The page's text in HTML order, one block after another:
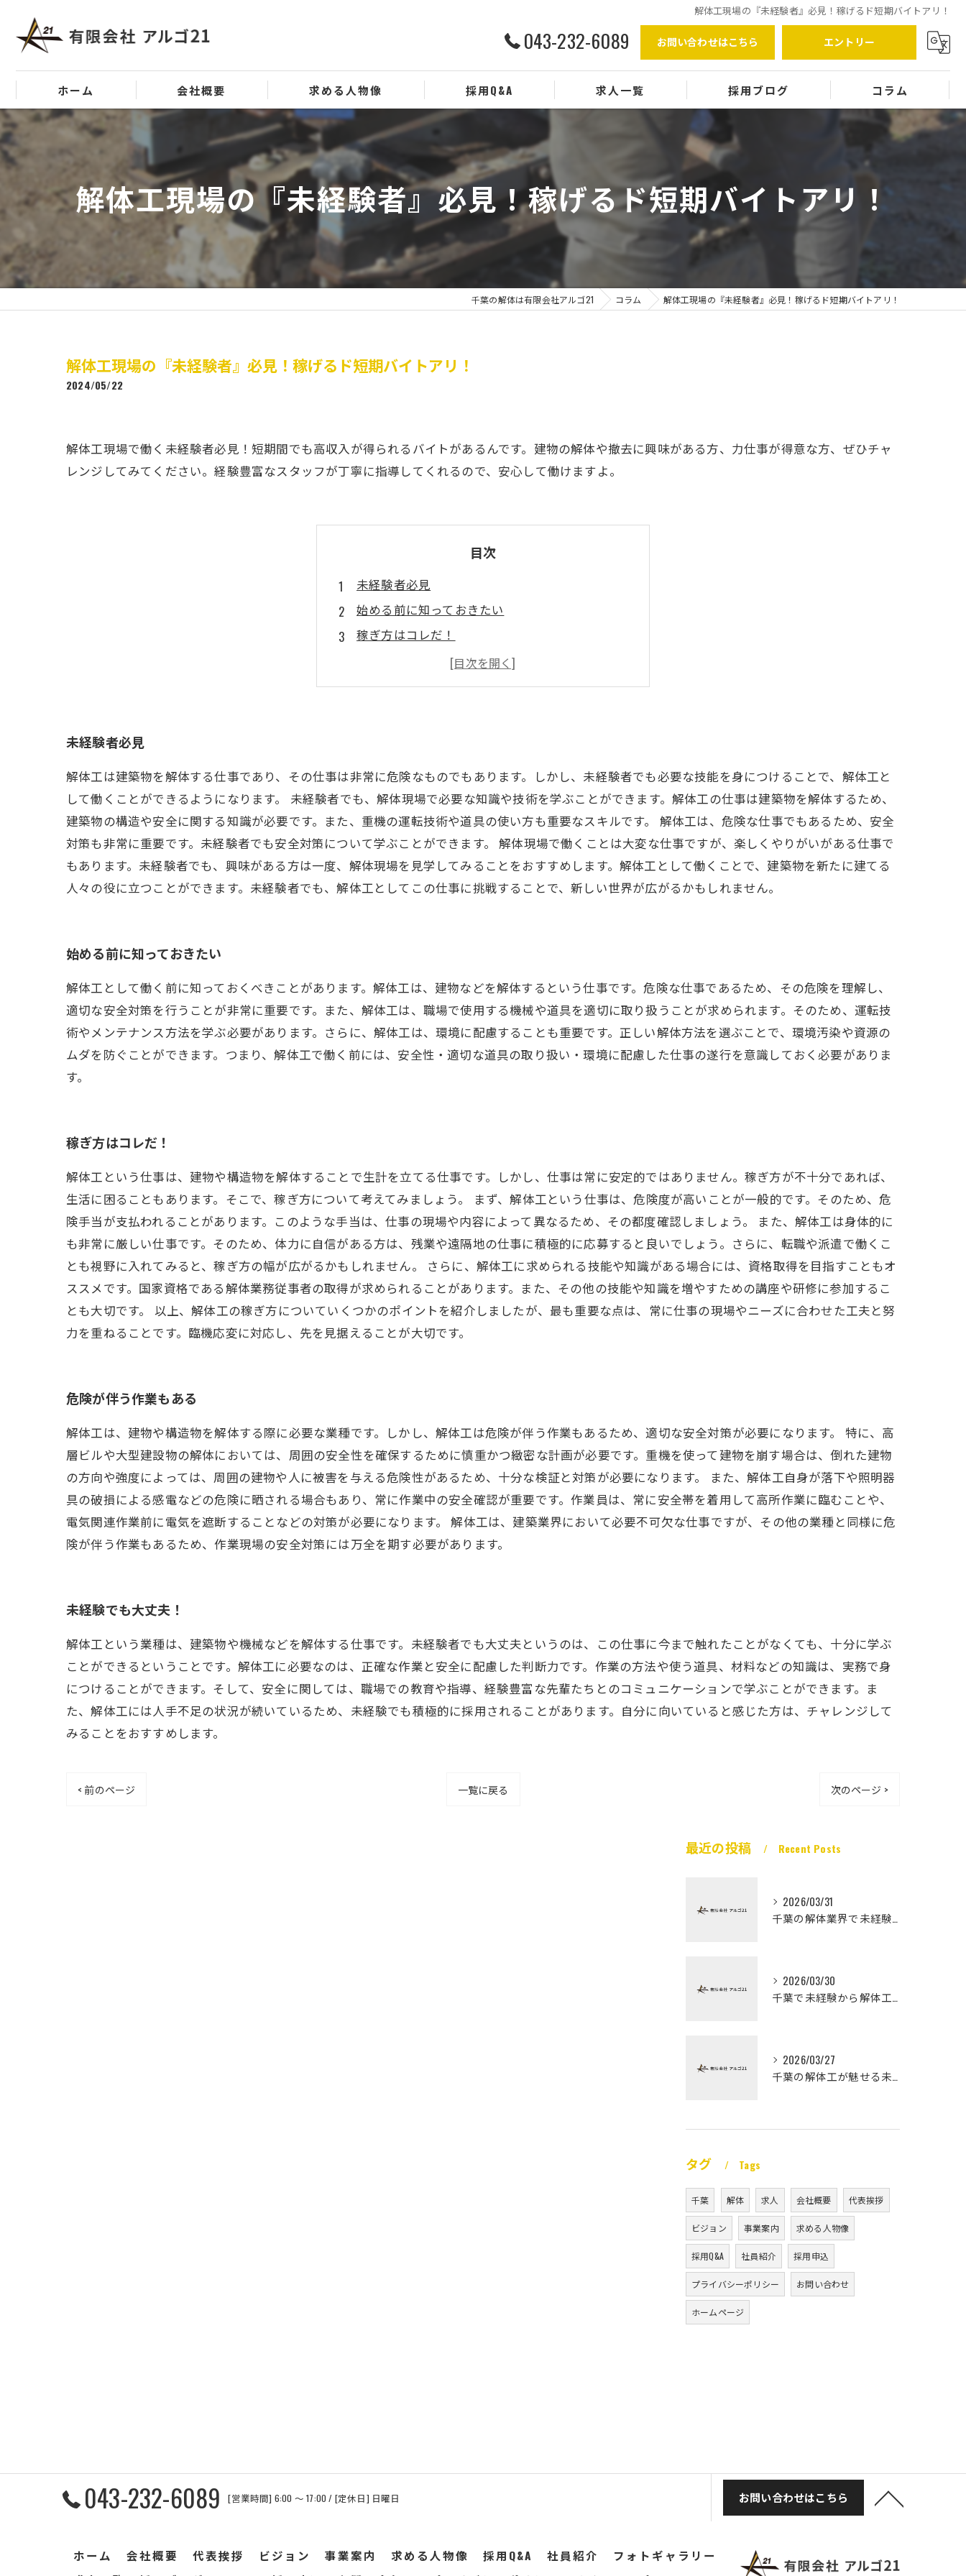
解体工現場の『未経験者』必見！稼げるド短期バイトアリ！
043-232-6089 お問い合わせはこちら エントリー
ホーム 会社概要
ビジョン
事業案内
求める人物像 採用Q&A 求人一覧 採用ブログ コラム
解体工現場の『未経験者』必見！稼げるド短期バイトアリ！
千葉の解体は有限会社アルゴ21 コラム 解体工現場の『未経験者』必見！稼げるド短期バイトアリ！
解体工現場の『未経験者』必見！稼げるド短期バイトアリ！
2024/05/22
解体工現場で働く未経験者必見！短期間でも高収入が得られるバイトがあるんです。建物の解体や撤去に興味がある方、力仕事が得意な方、ぜひチャ
レンジしてみてください。経験豊富なスタッフが丁寧に指導してくれるので、安心して働けますよ。
目次
未経験者必見
始める前に知っておきたい
稼ぎ方はコレだ！
危険が伴う作業もある
未経験でも大丈夫！
未経験者必見
解体工は建築物を解体する仕事であり、その仕事は非常に危険なものでもあります。しかし、未経験者でも必要な技能を身につけることで、解体工と
して働くことができるようになります。 未経験者でも、解体現場で必要な知識や技術を学ぶことができます。解体工の仕事は建築物を解体するため、
建築物の構造や安全に関する知識が必要です。また、重機の運転技術や道具の使い方も重要なスキルです。 解体工は、危険な仕事でもあるため、安全
対策も非常に重要です。未経験者でも安全対策について学ぶことができます。 解体現場で働くことは大変な仕事ですが、楽しくやりがいがある仕事で
もあります。未経験者でも、興味がある方は一度、解体現場を見学してみることをおすすめします。解体工として働くことで、建築物を新たに建てる
人々の役に立つことができます。未経験者でも、解体工としてこの仕事に挑戦することで、新しい世界が広がるかもしれません。
始める前に知っておきたい
解体工として働く前に知っておくべきことがあります。解体工は、建物などを解体するという仕事です。危険な仕事であるため、その危険を理解し、
適切な安全対策を行うことが非常に重要です。また、解体工は、職場で使用する機械や道具を適切に取り扱うことが求められます。そのため、運転技
術やメンテナンス方法を学ぶ必要があります。さらに、解体工は、環境に配慮することも重要です。正しい解体方法を選ぶことで、環境汚染や資源の
ムダを防ぐことができます。つまり、解体工で働く前には、安全性・適切な道具の取り扱い・環境に配慮した仕事の遂行を意識しておく必要がありま
す。
稼ぎ方はコレだ！
解体工という仕事は、建物や構造物を解体することで生計を立てる仕事です。しかし、仕事は常に安定的ではありません。稼ぎ方が不十分であれば、
生活に困ることもあります。そこで、稼ぎ方について考えてみましょう。 まず、解体工という仕事は、危険度が高いことが一般的です。そのため、危
険手当が支払われることがあります。このような手当は、仕事の現場や内容によって異なるため、その都度確認しましょう。 また、解体工は身体的に
も非常に厳しい仕事です。そのため、体力に自信がある方は、残業や遠隔地の仕事に積極的に応募すると良いでしょう。さらに、転職や派遣で働くこ
とも視野に入れてみると、稼ぎ方の幅が広がるかもしれません。 さらに、解体工に求められる技能や知識がある場合には、資格取得を目指すこともオ
ススメです。国家資格である解体業務従事者の取得が求められることがあります。また、その他の技能や知識を増やすための講座や研修に参加するこ
とも大切です。 以上、解体工の稼ぎ方についていくつかのポイントを紹介しましたが、最も重要な点は、常に仕事の現場やニーズに合わせた工夫と努
力を重ねることです。臨機応変に対応し、先を見据えることが大切です。
危険が伴う作業もある
解体工は、建物や構造物を解体する際に必要な業種です。しかし、解体工は危険が伴う作業もあるため、適切な安全対策が必要になります。 特に、高
層ビルや大型建設物の解体においては、周囲の安全性を確保するために慎重かつ緻密な計画が必要です。重機を使って建物を崩す場合は、倒れた建物
の方向や強度によっては、周囲の建物や人に被害を与える危険性があるため、十分な検証と対策が必要になります。 また、解体工自身が落下や照明器
具の破損による感電などの危険に晒される場合もあり、常に作業中の安全確認が重要です。作業員は、常に安全帯を着用して高所作業に臨むことや、
電気関連作業前に電気を遮断することなどの対策が必要になります。 解体工は、建築業界において必要不可欠な仕事ですが、その他の業種と同様に危
険が伴う作業もあるため、作業現場の安全対策には万全を期す必要があります。
未経験でも大丈夫！
解体工という業種は、建築物や機械などを解体する仕事です。未経験者でも大丈夫というのは、この仕事に今まで触れたことがなくても、十分に学ぶ
ことができるということです。解体工に必要なのは、正確な作業と安全に配慮した判断力です。作業の方法や使う道具、材料などの知識は、実務で身
につけることができます。そして、安全に関しては、職場での教育や指導、経験豊富な先輩たちとのコミュニケーションで学ぶことができます。ま
た、解体工には人手不足の状況が続いているため、未経験でも積極的に採用されることがあります。自分に向いていると感じた方は、チャレンジして
みることをおすすめします。
< 前のページ 一覧に戻る 次のページ >
最近の投稿 Recent Posts
2026/03/31
千葉の解体業界で未経験から高収入を実現
2026/03/30
千葉で未経験から解体工になる道
2026/03/27
千葉の解体工が魅せる未経験高収入
タグ Tags
千葉 解体 求人 会社概要 代表挨拶
ビジョン 事業案内 求める人物像
採用Q&A 社員紹介 採用申込
プライバシーポリシー お問い合わせ
ホームページ
043-232-6089 [営業時間] 6:00 〜 17:00 / [定休日] 日曜日 お問い合わせはこちら
ホーム 会社概要 代表挨拶 ビジョン 事業案内 求める人物像 採用Q&A 社員紹介
フォトギャラリー